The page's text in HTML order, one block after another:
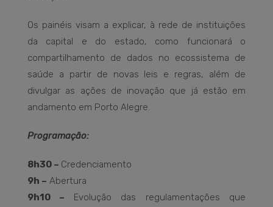
Os painéis visam a explicar, à rede de instituições
da capital e do estado, como funcionará o
compartilhamento de dados no ecossistema de
saúde a partir de novas leis e regras, além de
divulgar as ações de inovação que já estão em
andamento em Porto Alegre.
Programação:
8h30 – Credenciamento
9h – Abertura
9h10 – Evolução das regulamentações que